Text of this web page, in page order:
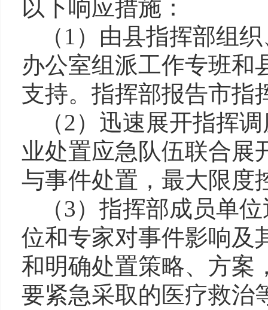
以下响应措施：
（1）由县指挥部组
办公室组派工作专班和
支持。指挥部报告市指
（2）迅速展开指挥
业处置应急队伍联合展
与事件处置，最大限度
（3）指挥部成员单
位和专家对事件影响及
和明确处置策略、方案
要紧急采取的医疗救治